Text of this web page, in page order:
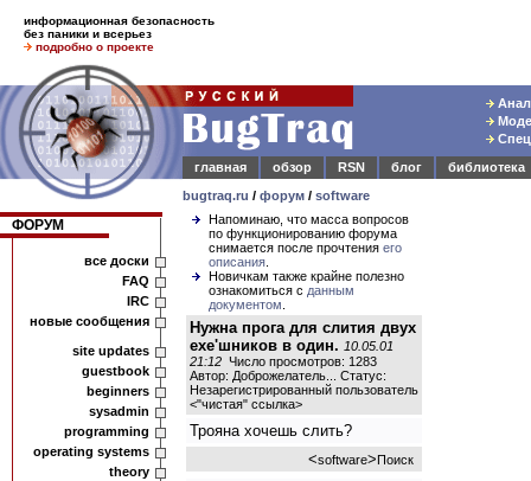
информационная безопасность
без паники и всерьез
подробно о проекте
главная
обзор RSN блог
библиотека
bugtraq.ru / форум / software
ФОРУМ
все доски
FAQ
IRC
новые сообщения
site updates
guestbook
beginners
sysadmin
programming
operating systems
theory
Напоминаю, что масса вопросов
по функционированию форума
снимается после прочтения его
описания
Новичкам также крайне полезно
ознакомиться с данным
документом
Нужна прога для слития двух
exe'шников в один. 10.05.01
21:12 Число просмотров: 1283
Автор: Доброжелатель... Статус:
Незарегистрированный пользователь
<"чистая" ссылка>
Трояна хочешь слить?
<software>Поиск